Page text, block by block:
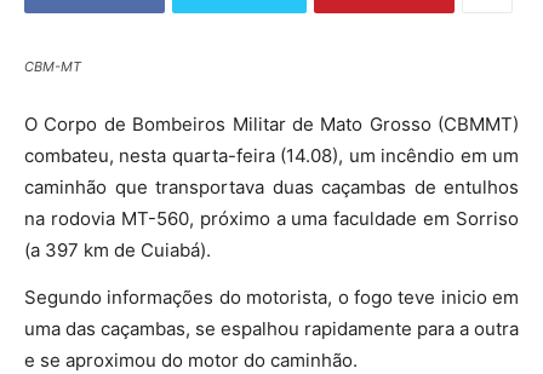
CBM-MT
O Corpo de Bombeiros Militar de Mato Grosso (CBMMT)
combateu, nesta quarta-feira (14.08), um incêndio em um
caminhão que transportava duas caçambas de entulhos
na rodovia MT-560, próximo a uma faculdade em Sorriso
(a 397 km de Cuiabá).
Segundo informações do motorista, o fogo teve inicio em
uma das caçambas, se espalhou rapidamente para a outra
e se aproximou do motor do caminhão.